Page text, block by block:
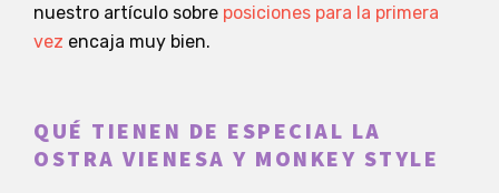
nuestro artículo sobre posiciones para la primera
vez encaja muy bien.
QUÉ TIENEN DE ESPECIAL LA
OSTRA VIENESA Y MONKEY STYLE